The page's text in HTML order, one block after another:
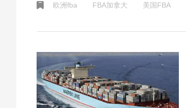
欧洲fba FBA加拿大 美国FBA